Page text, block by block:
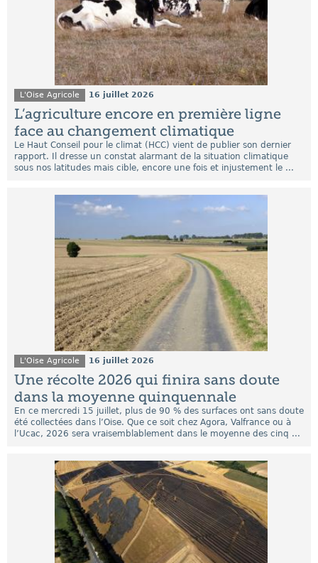
L'Oise Agricole 16 juillet 2026
L’agriculture encore en première ligne
face au changement climatique
Le Haut Conseil pour le climat (HCC) vient de publier son dernier
rapport. Il dresse un constat alarmant de la situation climatique
sous nos latitudes mais cible, encore une fois et injustement le ...
L'Oise Agricole 16 juillet 2026
Une récolte 2026 qui finira sans doute
dans la moyenne quinquennale
En ce mercredi 15 juillet, plus de 90 % des surfaces ont sans doute
été collectées dans l’Oise. Que ce soit chez Agora, Valfrance ou à
l’Ucac, 2026 sera vraisemblablement dans le moyenne des cinq ...